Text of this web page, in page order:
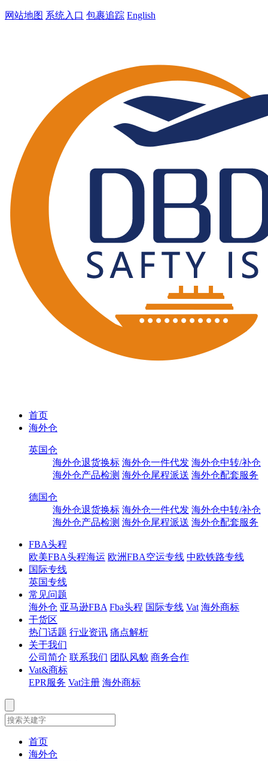
网站地图 系统入口 包裹追踪 English
首页
海外仓
英国仓
海外仓退货换标 海外仓一件代发 海外仓中转/补仓
海外仓产品检测 海外仓尾程派送 海外仓配套服务
德国仓
海外仓退货换标 海外仓一件代发 海外仓中转/补仓
海外仓产品检测 海外仓尾程派送 海外仓配套服务
FBA头程
欧美FBA头程海运 欧洲FBA空运专线 中欧铁路专线
国际专线
英国专线
常见问题
海外仓 亚马逊FBA Fba头程 国际专线 Vat 海外商标
干货区
热门话题 行业资讯 痛点解析
关于我们
公司简介 联系我们 团队风貌 商务合作
Vat&商标
EPR服务 Vat注册 海外商标
首页
海外仓